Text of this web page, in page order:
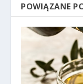
POWIĄZANE